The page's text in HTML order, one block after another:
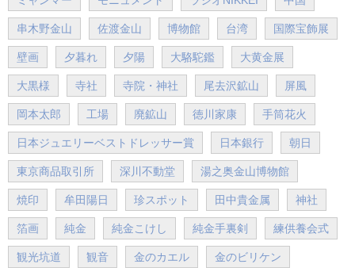
串木野金山 佐渡金山 博物館 台湾 国際宝飾展
壁画 夕暮れ 夕陽 大駱駝鑑 大黄金展
大黒様 寺社 寺院・神社 尾去沢鉱山 屏風
岡本太郎 工場 廃鉱山 徳川家康 手筒花火
日本ジュエリーベストドレッサー賞 日本銀行 朝日
東京商品取引所 深川不動堂 湯之奥金山博物館
焼印 牟田陽日 珍スポット 田中貴金属 神社
箔画 純金 純金こけし 純金手裏剣 練供養会式
観光坑道 観音 金のカエル 金のビリケン